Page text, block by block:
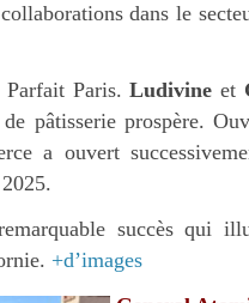
dans le
Parfait Paris.Ludivine et
pâtisserie prospère.
a ouvert
succès qui
+d’images